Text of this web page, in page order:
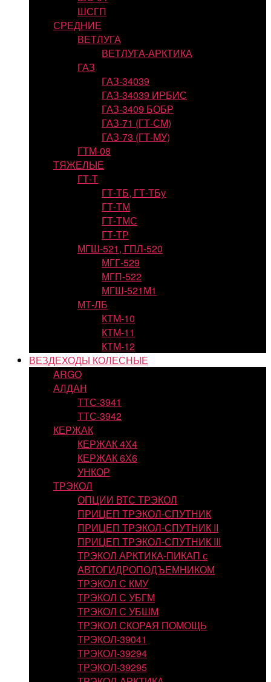
ШСГП
СРЕДНИЕ
ВЕТЛУГА
ВЕТЛУГА-АРКТИКА
ГАЗ
ГАЗ-34039
ГАЗ-34039 ИРБИС
ГАЗ-3409 БОБР
ГАЗ-71 (ГТ-СМ)
ГАЗ-73 (ГТ-МУ)
ГТМ-08
ТЯЖЕЛЫЕ
ГТ-Т
ГТ-ТБ, ГТ-ТБу
ГТ-ТМ
ГТ-ТМС
ГТ-ТР
МГШ-521, ГПЛ-520
МГГ-529
МГП-522
МГШ-521М1
МТ-ЛБ
КТМ-10
КТМ-11
КТМ-12
ВЕЗДЕХОДЫ КОЛЕСНЫЕ
ARGO
АЛДАН
ТТС-3941
ТТС-3942
КЕРЖАК
КЕРЖАК 4Х4
КЕРЖАК 6Х6
УНКОР
ТРЭКОЛ
ОПЦИИ ВТС ТРЭКОЛ
ПРИЦЕП ТРЭКОЛ-СПУТНИК
ПРИЦЕП ТРЭКОЛ-СПУТНИК II
ПРИЦЕП ТРЭКОЛ-СПУТНИК III
ТРЭКОЛ АРКТИКА-ПИКАП с
АВТОГИДРОПОДЪЕМНИКОМ
ТРЭКОЛ С КМУ
ТРЭКОЛ С УБГМ
ТРЭКОЛ С УБШМ
ТРЭКОЛ СКОРАЯ ПОМОЩЬ
ТРЭКОЛ-39041
ТРЭКОЛ-39294
ТРЭКОЛ-39295